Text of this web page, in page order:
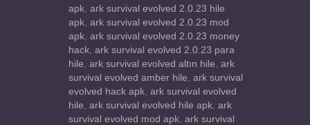
apk ark survival evolved 2.0.23 hile
apk ark survival evolved 2.0.23 mod
apk ark survival evolved 2.0.23 money
hack ark survival evolved 2.0.23 para
hile ark survival evolved altın hile ark
survival evolved amber hile ark survival
evolved hack apk ark survival evolved
hile ark survival evolved hile apk ark
survival evolved mod apk ark survival